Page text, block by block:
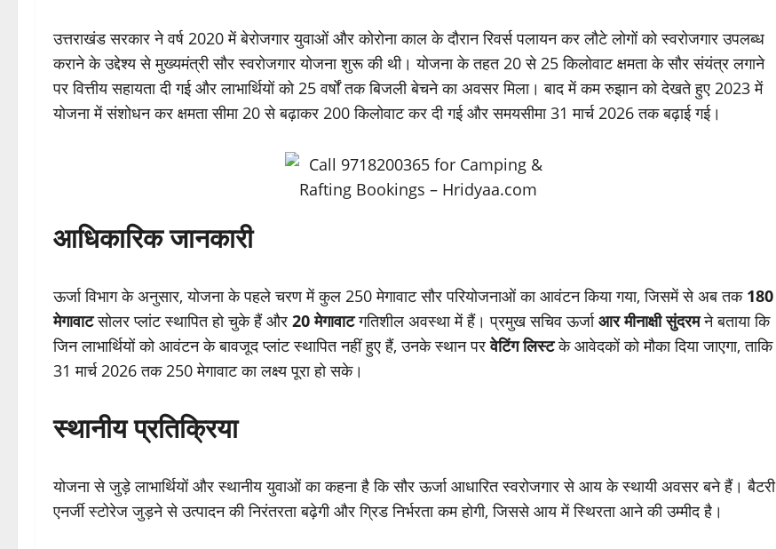
उत्तराखंड सरकार ने वर्ष 2020 में बेरोजगार युवाओं और कोरोना काल के दौरान रिवर्स पलायन कर लौटे लोगों को स्वरोजगार उपलब्ध
कराने के उद्देश्य से मुख्यमंत्री सौर स्वरोजगार योजना शुरू की थी। योजना के तहत 20 से 25 किलोवाट क्षमता के सौर संयंत्र लगाने
पर वित्तीय सहायता दी गई और लाभार्थियों को 25 वर्षों तक बिजली बेचने का अवसर मिला। बाद में कम रुझान को देखते हुए 2023 में
योजना में संशोधन कर क्षमता सीमा 20 से बढ़ाकर 200 किलोवाट कर दी गई और समयसीमा 31 मार्च 2026 तक बढ़ाई गई।
आधिकारिक जानकारी
ऊर्जा विभाग के अनुसार, योजना के पहले चरण में कुल 250 मेगावाट सौर परियोजनाओं का आवंटन किया गया, जिसमें से अब तक 180
मेगावाटसोलर प्लांट स्थापित हो चुके हैं और 20 मेगावाटगतिशील अवस्था में हैं। प्रमुख सचिव ऊर्जाआर मीनाक्षी सुंदरमने बताया कि
जिन लाभार्थियों को आवंटन के बावजूद प्लांट स्थापित नहीं हुए हैं, उनके स्थान परवेटिंग लिस्टके आवेदकों को मौका दिया जाएगा, ताकि
31 मार्च 2026 तक 250 मेगावाट का लक्ष्य पूरा हो सके।
स्थानीय प्रतिक्रिया
योजना से जुड़े लाभार्थियों और स्थानीय युवाओं का कहना है कि सौर ऊर्जा आधारित स्वरोजगार से आय के स्थायी अवसर बने हैं। बैटरी
एनर्जी स्टोरेज जुड़ने से उत्पादन की निरंतरता बढ़ेगी और ग्रिड निर्भरता कम होगी, जिससे आय में स्थिरता आने की उम्मीद है।